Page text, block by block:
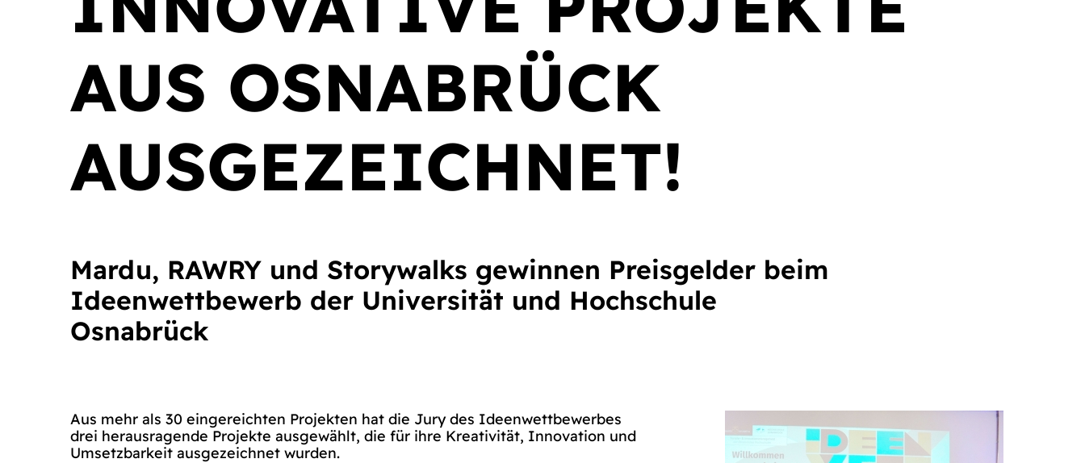
AUS OSNABRÜCK
AUSGEZEICHNET!
Mardu, RAWRY und Storywalks gewinnen Preisgelder beim
Ideenwettbewerb der Universität und Hochschule
Osnabrück
Aus mehr als 30 eingereichten Projekten hat die Jury des Ideenwettbewerbes
drei herausragende Projekte ausgewählt, die für ihre Kreativität, Innovation und
Umsetzbarkeit ausgezeichnet wurden.